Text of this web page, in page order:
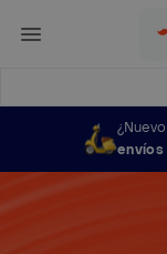
envíos